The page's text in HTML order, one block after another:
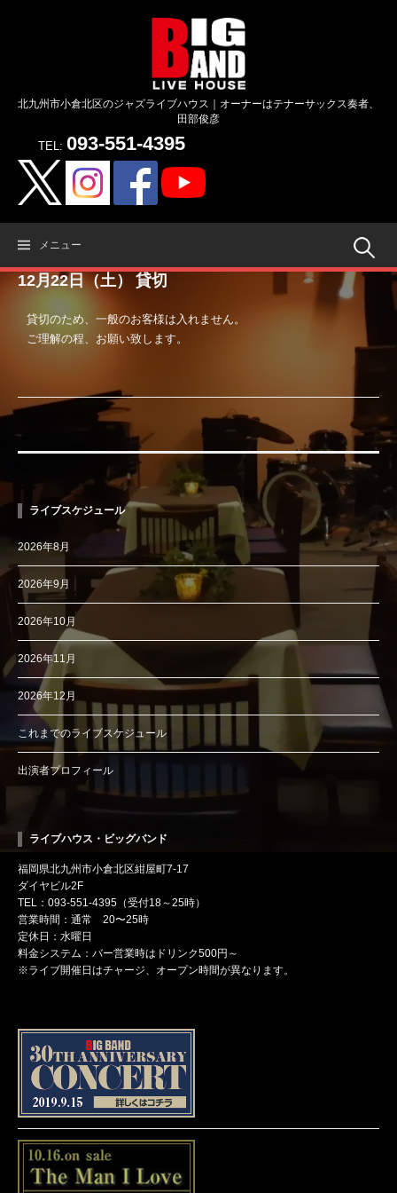
北九州市小倉北区のジャズライブハウス｜オーナーはテナーサックス奏者、
田部俊彦
TEL: 093-551-4395
メニュー 検
索:
12月22日（土） 貸切
貸切のため、一般のお客様は入れません。
ご理解の程、お願い致します。
ライブスケジュール
2026年8月
2026年9月
2026年10月
2026年11月
2026年12月
これまでのライブスケジュール
出演者プロフィール
ライブハウス・ビッグバンド
福岡県北九州市小倉北区紺屋町7-17
ダイヤビル2F
TEL：093-551-4395（受付18～25時）
営業時間：通常 20〜25時
定休日：水曜日
料金システム：バー営業時はドリンク500円～
※ライブ開催日はチャージ、オープン時間が異なります。